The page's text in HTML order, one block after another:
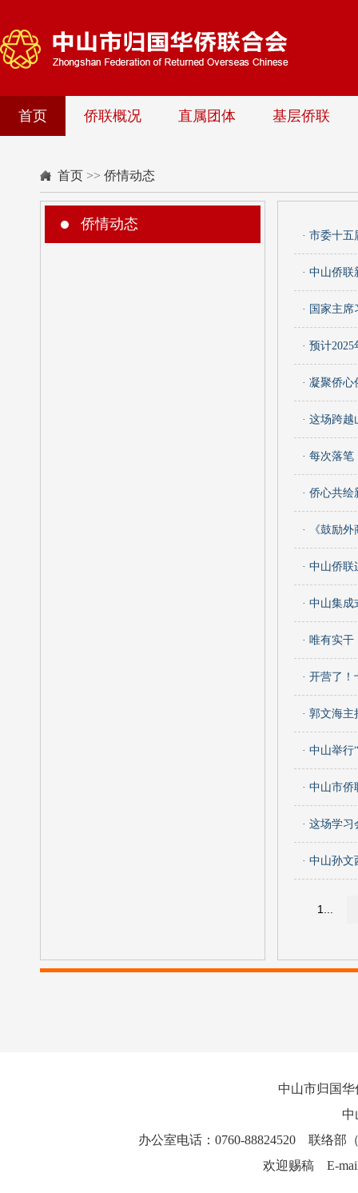
首页 侨联概况 直属团体 基层侨联
首页 >> 侨情动态
侨情动态
· 市委十
· 中山侨
· 国家主
· 预计
· 凝聚侨
· 这场跨
· 每次落
· 侨心共
· 《鼓励
· 中山侨
· 中山集
· 唯有实
· 开营了
· 郭文海
· 中山举
· 中山市
· 这场学
· 中山孙文
1...
中山市归国
中
办公室电话：0760-88824520 联络部
欢迎赐稿 E-